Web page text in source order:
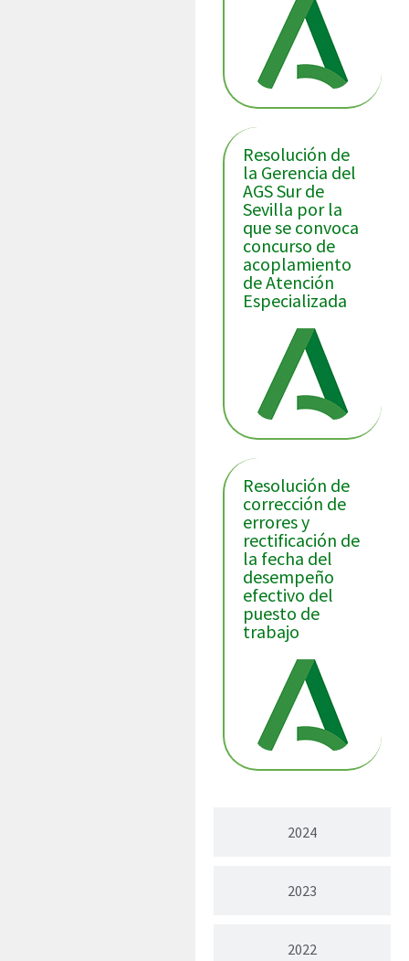
2024
2023
2022
Resolución de
la Gerencia del
AGS Sur de
Sevilla por la
que se convoca
concurso de
acoplamiento
de Atención
Especializada
Resolución de
corrección de
errores y
rectificación de
la fecha del
desempeño
efectivo del
puesto de
trabajo